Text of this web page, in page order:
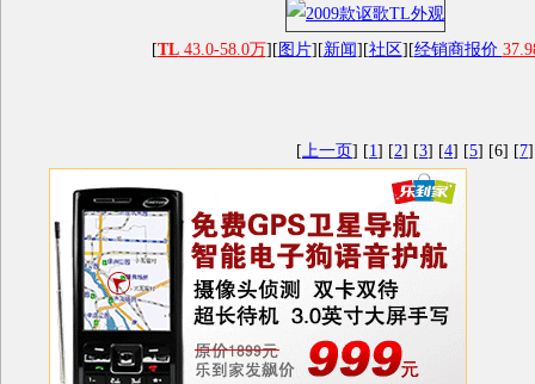
[TL43.0-58.0万][ 图片][新闻][社区][经销商报价
[上一页] [1] [2] [3] [4] [5] [6] [7